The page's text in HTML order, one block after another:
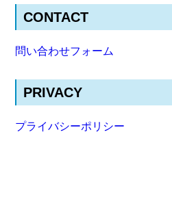
CONTACT
問い合わせフォーム
PRIVACY
プライバシーポリシー